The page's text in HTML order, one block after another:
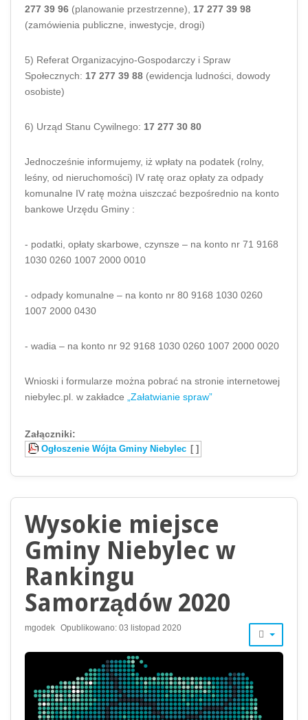
277 39 96 (planowanie przestrzenne), 17 277 39 98
(zamówienia publiczne, inwestycje, drogi)
5) Referat Organizacyjno-Gospodarczy i Spraw
Społecznych: 17 277 39 88 (ewidencja ludności, dowody
osobiste)
6) Urząd Stanu Cywilnego: 17 277 30 80
Jednocześnie informujemy, iż wpłaty na podatek (rolny,
leśny, od nieruchomości) IV ratę oraz opłaty za odpady
komunalne IV ratę można uiszczać bezpośrednio na konto
bankowe Urzędu Gminy :
- podatki, opłaty skarbowe, czynsze – na konto nr 71 9168
1030 0260 1007 2000 0010
- odpady komunalne – na konto nr 80 9168 1030 0260
1007 2000 0430
- wadia – na konto nr 92 9168 1030 0260 1007 2000 0020
Wnioski i formularze można pobrać na stronie internetowej
niebylec.pl. w zakładce „Załatwianie spraw”
Załączniki:
Ogłoszenie Wójta Gminy Niebylec [ ]
Wysokie miejsce
Gminy Niebylec w
Rankingu
Samorządów 2020
mgodek Opublikowano: 03 listopad 2020